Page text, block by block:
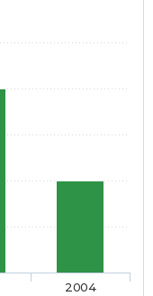
2004